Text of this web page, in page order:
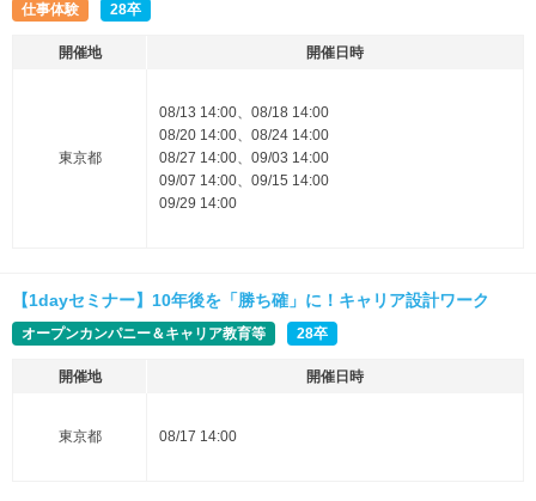
仕事体験 28卒
開催地 開催日時
東京都
08/13 14:00、08/18 14:00
08/20 14:00、08/24 14:00
08/27 14:00、09/03 14:00
09/07 14:00、09/15 14:00
09/29 14:00
【1dayセミナー】10年後を「勝ち確」に！キャリア設計ワーク
オープンカンパニー＆キャリア教育等 28卒
開催地 開催日時
東京都 08/17 14:00